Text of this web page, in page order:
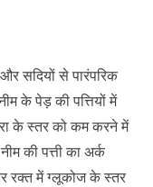
सदियों से पारंपरिक
के पेड़ की पत्तियों में
के स्तर को कम करने में
की पत्ती का अर्क
रक्त में ग्लूकोज के स्तर